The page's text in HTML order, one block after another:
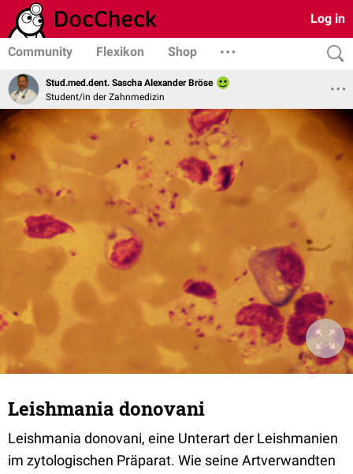
Log in
Community Flexikon Shop
Stud.med.dent. Sascha Alexander Bröse
Student/in der Zahnmedizin
Leishmania donovani
Leishmania donovani, eine Unterart der Leishmanien
im zytologischen Präparat. Wie seine Artverwandten